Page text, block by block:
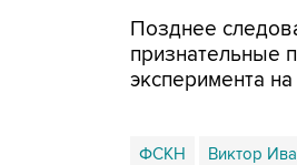
Позднее
признательные
эксперимента
ФСКН Виктор